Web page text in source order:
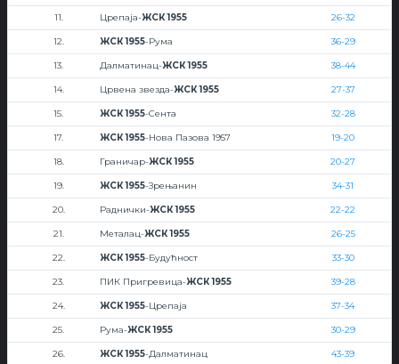
11. Црепаја-ЖСК 1955 26-32
12. ЖСК 1955-Рума 36-29
13. Далматинац-ЖСК 1955 38-44
14. Црвена звезда-ЖСК 1955 27-37
15. ЖСК 1955-Сента 32-28
17. ЖСК 1955-Нова Пазова 1957 19-20
18. Граничар-ЖСК 1955 20-27
19. ЖСК 1955-Зрењанин 34-31
20. Раднички-ЖСК 1955 22-22
21. Металац-ЖСК 1955 26-25
22. ЖСК 1955-Будућност 33-30
23. ПИК Пригревица-ЖСК 1955 39-28
24. ЖСК 1955-Црепаја 37-34
25. Рума-ЖСК 1955 30-29
26. ЖСК 1955-Далматинац 43-39